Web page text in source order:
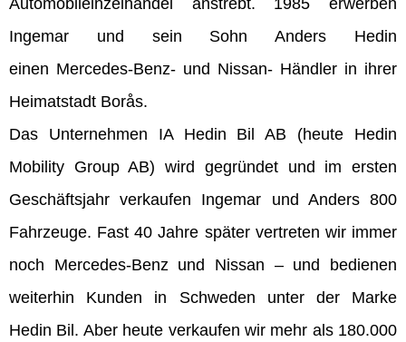
Automobileinzelhandel anstrebt. 1985 erwerben
Ingemar und sein Sohn Anders Hedin
einen Mercedes-Benz- und Nissan- Händler in ihrer
Heimatstadt Borås.
Das Unternehmen IA Hedin Bil AB (heute Hedin
Mobility Group AB) wird gegründet und im ersten
Geschäftsjahr verkaufen Ingemar und Anders 800
Fahrzeuge. Fast 40 Jahre später vertreten wir immer
noch Mercedes-Benz und Nissan – und bedienen
weiterhin Kunden in Schweden unter der Marke
Hedin Bil. Aber heute verkaufen wir mehr als 180.000